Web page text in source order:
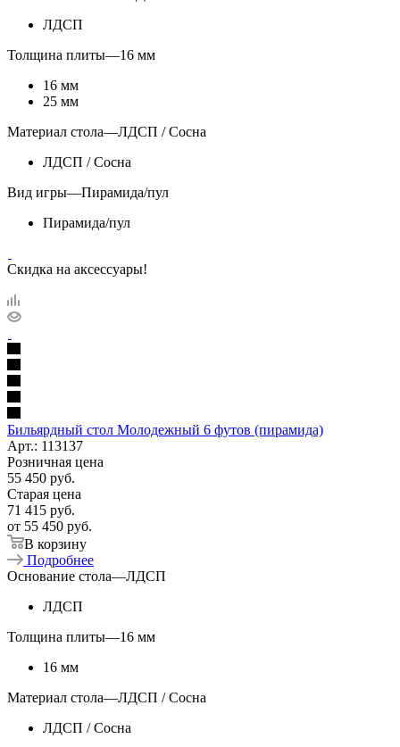
ЛДСП
Толщина плиты—16 мм
16 мм
25 мм
Материал стола—ЛДСП / Сосна
ЛДСП / Сосна
Вид игры—Пирамида/пул
Пирамида/пул
Скидка на аксессуары!
Бильярдный стол Молодежный 6 футов (пирамида)
Арт.: 113137
Розничная цена
55 450 руб.
Старая цена
71 415 руб.
от 55 450 руб.
В корзину
Подробнее
Основание стола—ЛДСП
ЛДСП
Толщина плиты—16 мм
16 мм
Материал стола—ЛДСП / Сосна
ЛДСП / Сосна